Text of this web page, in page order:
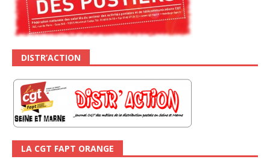
DISTR’ACTION
LA CGT FAPT ORANGE